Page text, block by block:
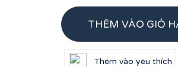
THÊM VÀO GIỎ
Thêm vào yêu thích